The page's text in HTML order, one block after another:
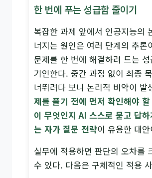
한 번에 푸는 성급함 줄이기
복잡한 과제 앞에서 인공지능의
너지는 원인은 여러 단계의 추론
문제를 한 번에 해결하려 드는 성
기인한다. 중간 과정 없이 최종
너뛰려다 보니 논리적 비약이 발
제를 풀기 전에 먼저 확인해야
이 무엇인지 AI 스스로 묻고 답
는 자가 질문 전략이 유용한 대
실무에 적용하면 판단의 오차를
수 있다. 다음은 구체적인 적용